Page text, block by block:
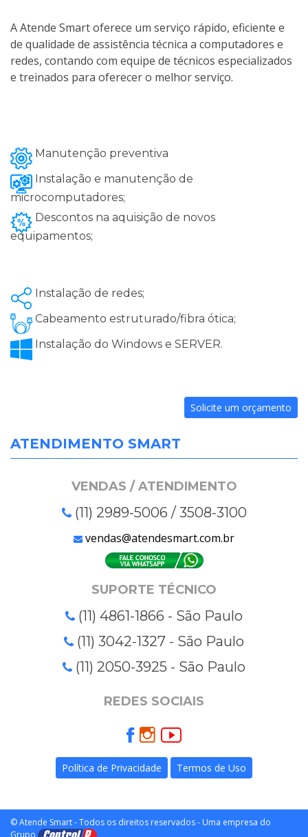
A Atende Smart oferece um serviço rápido, eficiente e
de qualidade de assistência técnica a computadores e
redes, contando com equipe de técnicos especializados
e treinados para oferecer o melhor serviço.
Manutenção preventiva
Instalação e manutenção de
microcomputadores;
Descontos na aquisição de novos
equipamentos;
Instalação de redes;
Cabeamento estruturado/fibra ótica;
Instalação do Windows e SERVER.
Solicite um orçamento
ATENDIMENTO SMART
VENDAS / ATENDIMENTO
(11) 2989-5006 / 3508-3100
vendas@atendesmart.com.br
SUPORTE TÉCNICO
(11) 4861-1866 - São Paulo
(11) 3042-1327 - São Paulo
(11) 2050-3925 - São Paulo
REDES SOCIAIS
Política de Privacidade Termos de Uso
© Atende Smart - Todos os direitos reservados - Uma empresa do
Grupo